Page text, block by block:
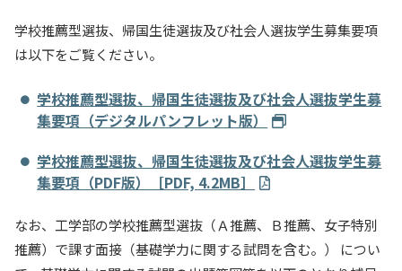
学校推薦型選抜、帰国生徒選抜及び社会人選抜学生募集要項
は以下をご覧ください。
学校推薦型選抜、帰国生徒選抜及び社会人選抜学生募
集要項（デジタルパンフレット版）
学校推薦型選抜、帰国生徒選抜及び社会人選抜学生募
集要項（PDF版）［PDF, 4.2MB］
なお、工学部の学校推薦型選抜（Ａ推薦、Ｂ推薦、女子特別
推薦）で課す面接（基礎学力に関する試問を含む。） につい